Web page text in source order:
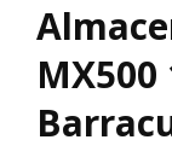
MX500